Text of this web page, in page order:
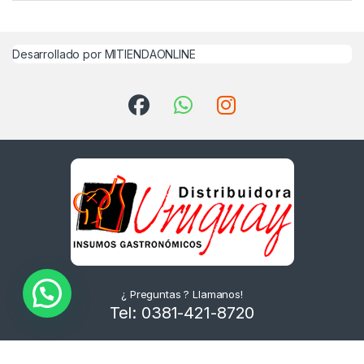
Desarrollado por MITIENDAONLINE
¿ Preguntas ? Llamanos!
Tel: 0381-421-8720